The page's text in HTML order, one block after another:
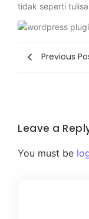
tidak seperti
Previous
Leave a
You must be